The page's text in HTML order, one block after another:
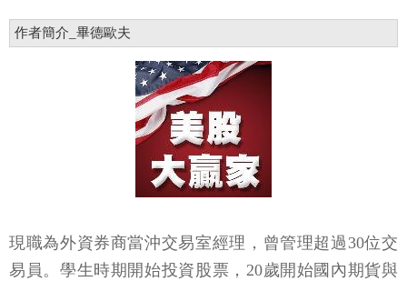
作者簡介_畢德歐夫
現職為外資券商當沖交易室經理，曾管理超過30位交
易員。學生時期開始投資股票，20歲開始國內期貨與